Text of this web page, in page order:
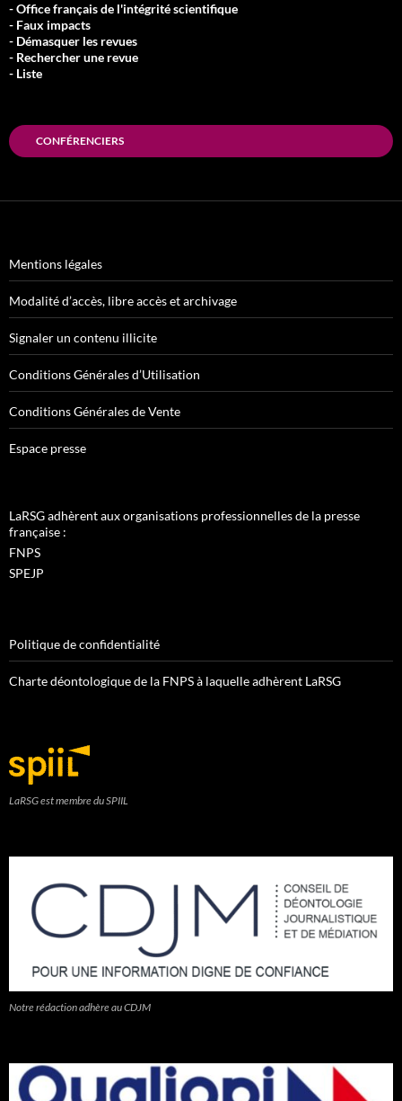
- Office français de l'intégrité scientifique
- Faux impacts
- Démasquer les revues
- Rechercher une revue
- Liste
CONFÉRENCIERS
Mentions légales
Modalité d’accès, libre accès et archivage
Signaler un contenu illicite
Conditions Générales d’Utilisation
Conditions Générales de Vente
Espace presse
LaRSG adhèrent aux organisations professionnelles de la presse
française :
FNPS
SPEJP
Politique de confidentialité
Charte déontologique de la FNPS à laquelle adhèrent LaRSG
LaRSG est membre du SPIIL
Notre rédaction adhère au CDJM